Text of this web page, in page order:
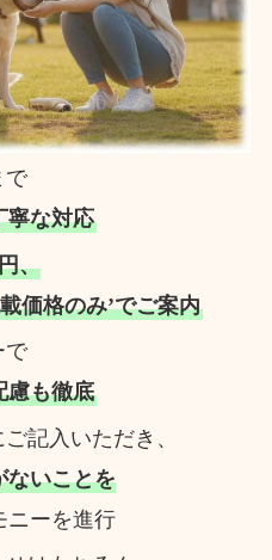
で
寧な対応
、
価格のみ’でご案内
で
慮も徹底
記入いただき、
ないことを
ニーを進行